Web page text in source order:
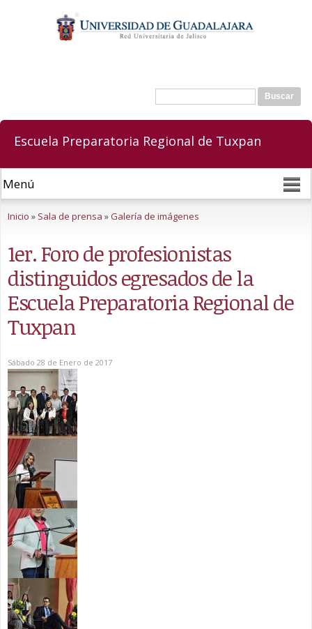
contenido
principal
Formulario de búsqueda
Buscar
Escuela Preparatoria Regional de Tuxpan
Inicio » Sala de prensa »Galería de imágenes
1er. Foro de profesionistas
distinguidos egresados de la
Escuela Preparatoria Regional de
Tuxpan
Sábado 28 de Enero de 2017